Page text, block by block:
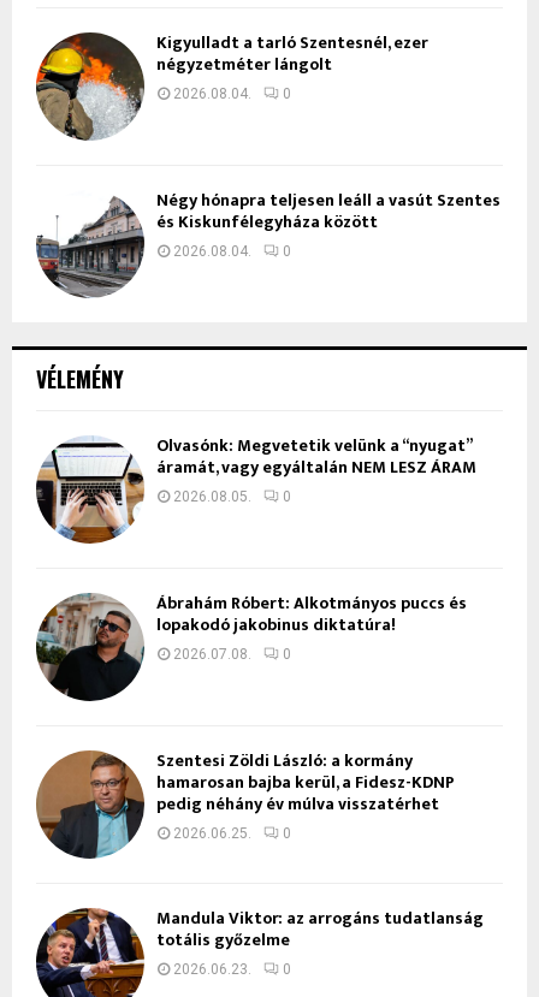
VÉLEMÉNY
Olvasónk: Megvetetik velünk a “nyugat”
áramát, vagy egyáltalán NEM LESZ ÁRAM
2026.08.05. 0
Ábrahám Róbert: Alkotmányos puccs és
lopakodó jakobinus diktatúra!
2026.07.08. 0
Szentesi Zöldi László: a kormány
hamarosan bajba kerül, a Fidesz-KDNP
pedig néhány év múlva visszatérhet
2026.06.25. 0
Mandula Viktor: az arrogáns tudatlanság
totális győzelme
2026.06.23. 0
Kigyulladt a tarló Szentesnél, ezer
négyzetméter lángolt
2026.08.04. 0
Négy hónapra teljesen leáll a vasút Szentes
és Kiskunfélegyháza között
2026.08.04. 0